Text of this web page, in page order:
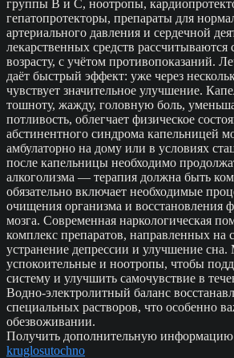
группы B и C, ноотропы,
гепатопротекторы, препараты для
артериального давления и сердечной
лекарственных средств рассчитываются
возрасту, с учётом противопоказаний.
даёт быстрый эффект: уже через
чувствует значительное улучшение.
тошноту, жажду, головную боль,
потливость, облегчает физическое
абстинентного синдрома капельницей
амбулаторно на дому или в условиях
после капельницы необходимо
алкоголизма — терапия должна быть
обязательно включает необходимые
очищения организма и восстановления
мозга. Современная наркологическая
комплекс препаратов, направленных на
устранение депрессии и улучшение
успокоительные и ноотропы, чтобы
систему и улучшить самочувствие в
Водно-электролитный баланс
специальных растворов, что особенно
обезвоживании.
Получить дополнительную
kruglosutochno